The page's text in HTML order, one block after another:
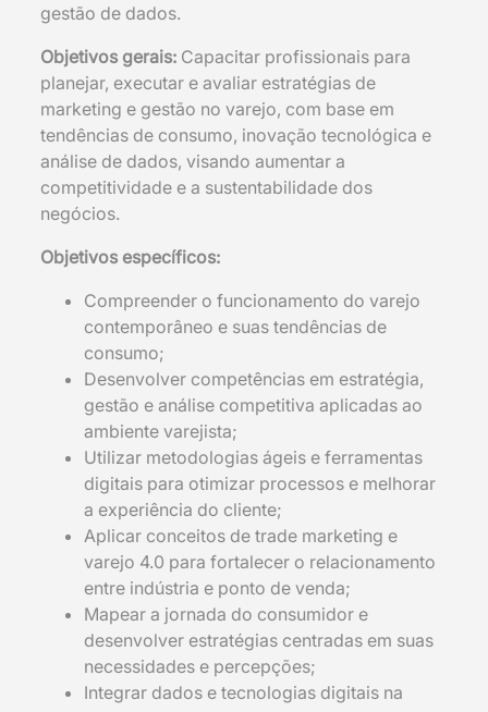
gestão de dados.
Objetivos gerais: Capacitar profissionais para
planejar, executar e avaliar estratégias de
marketing e gestão no varejo, com base em
tendências de consumo, inovação tecnológica e
análise de dados, visando aumentar a
competitividade e a sustentabilidade dos
negócios.
Objetivos específicos:
Compreender o funcionamento do varejo
contemporâneo e suas tendências de
consumo;
Desenvolver competências em estratégia,
gestão e análise competitiva aplicadas ao
ambiente varejista;
Utilizar metodologias ágeis e ferramentas
digitais para otimizar processos e melhorar
a experiência do cliente;
Aplicar conceitos de trade marketing e
varejo 4.0 para fortalecer o relacionamento
entre indústria e ponto de venda;
Mapear a jornada do consumidor e
desenvolver estratégias centradas em suas
necessidades e percepções;
Integrar dados e tecnologias digitais na